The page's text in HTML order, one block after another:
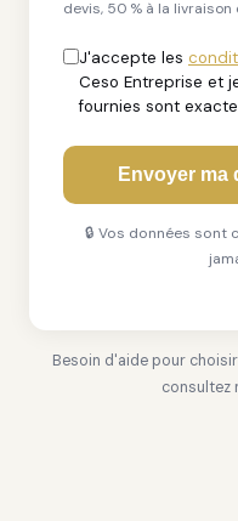
devis, 50 % à la livraison
J'accepte les
Ceso Entreprise et
fournies sont
Envoyer ma
🔒 Vos données
Besoin d'aide pour
consultez